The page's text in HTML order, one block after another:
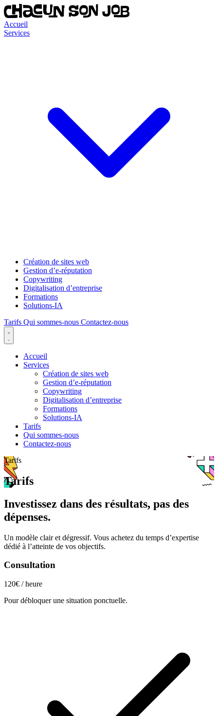
Accueil
Services
Création de sites web
Gestion d’e-réputation
Copywriting
Digitalisation d’entreprise
Formations
Solutions-IA
Tarifs Qui sommes-nous Contactez-nous
Accueil
Services
Création de sites web
Gestion d’e-réputation
Copywriting
Digitalisation d’entreprise
Formations
Solutions-IA
Tarifs
Qui sommes-nous
Contactez-nous
Tarifs
Tarifs
Investissez dans des résultats, pas des
dépenses.
Un modèle clair et dégressif. Vous achetez du temps d’expertise
dédié à l’atteinte de vos objectifs.
Consultation
120€ / heure
Pour débloquer une situation ponctuelle.